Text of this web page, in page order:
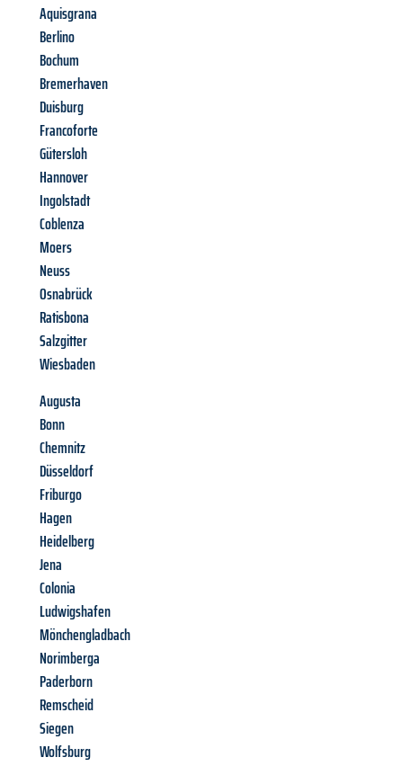
Aquisgrana
Berlino
Bochum
Bremerhaven
Duisburg
Francoforte
Gütersloh
Hannover
Ingolstadt
Coblenza
Moers
Neuss
Osnabrück
Ratisbona
Salzgitter
Wiesbaden
Augusta
Bonn
Chemnitz
Düsseldorf
Friburgo
Hagen
Heidelberg
Jena
Colonia
Ludwigshafen
Mönchengladbach
Norimberga
Paderborn
Remscheid
Siegen
Wolfsburg